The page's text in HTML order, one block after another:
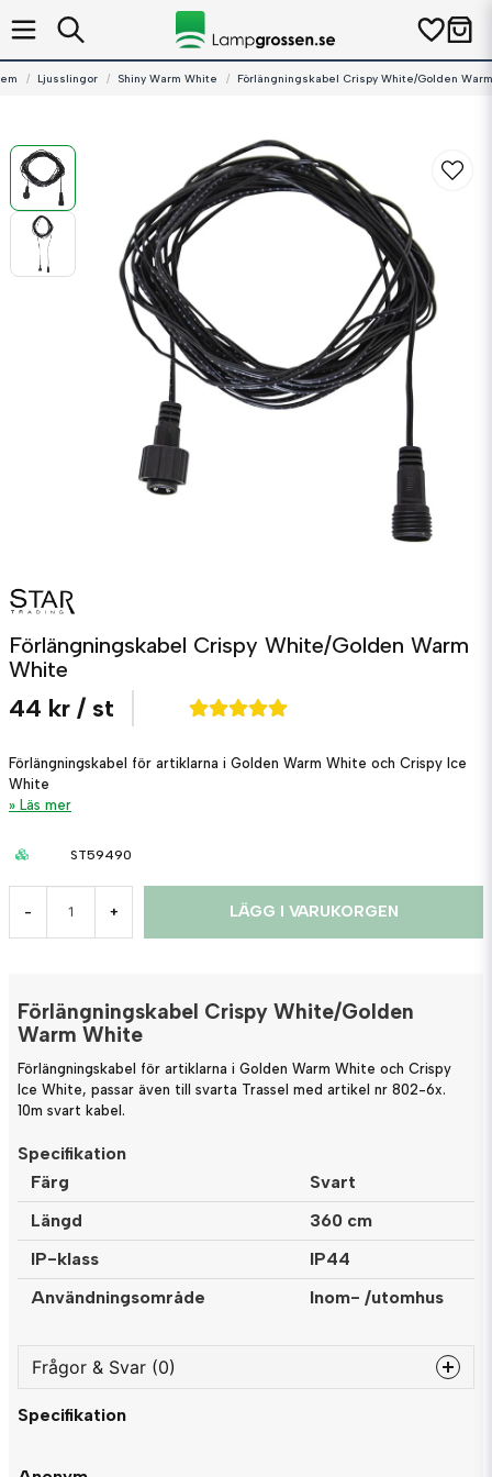
Ljusslingor Shiny Warm White Förlängningskabel Crispy White/Golden
Förlängningskabel Crispy White/Golden Warm
White
44 kr / st
Förlängningskabel för artiklarna i Golden Warm White och Crispy Ice
White
Läs mer
ST59490
- + LÄGG I VARUKORGEN
Förlängningskabel Crispy White/Golden
Warm White
Förlängningskabel för artiklarna i Golden Warm White och Crispy
Ice White, passar även till svarta Trassel med artikel nr 802-6x.
10m svart kabel.
Specifikation
Färg
Svart
Längd
360 cm
IP-klass
IP44
Användningsområde
Inom- /utomhus
Frågor & Svar (0)
question
Specifikation